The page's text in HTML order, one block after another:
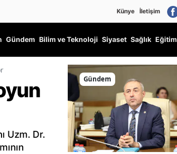
Künye İletişim
Gündem Bilim ve Teknoloji Siyaset Sağlık Eğitim
Uzm. Dr.
Gündem